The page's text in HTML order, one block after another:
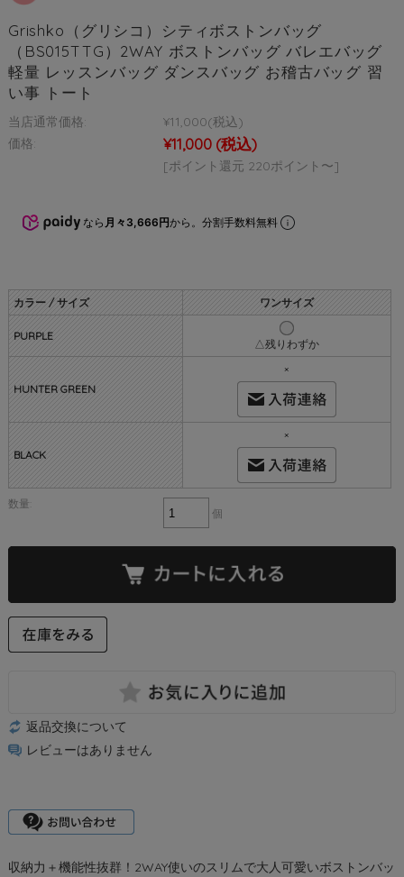
Grishko（グリシコ）シティボストンバッグ
（BS015TTG）2WAY ボストンバッグ バレエバッグ
軽量 レッスンバッグ ダンスバッグ お稽古バッグ 習
い事 トート
当店通常価格: ¥11,000(税込)
価格:
¥11,000 (税込)
[ポイント還元 220ポイント〜]
なら 月々3,666円から。分割手数料無料
カラー / サイズ ワンサイズ
PURPLE
△残りわずか
HUNTER GREEN
×
BLACK
×
数量:
個
返品交換について
レビューはありません
収納力＋機能性抜群！2WAY使いのスリムで大人可愛いボストンバッ